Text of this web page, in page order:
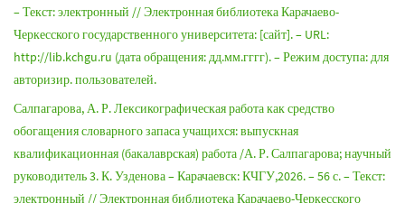
– Текст: электронный // Электронная библиотека Карачаево-
Черкесского государственного университета: [сайт]. – URL:
http://lib.kchgu.ru (дата обращения: дд.мм.гггг). – Режим доступа: для
авторизир. пользователей.
Салпагарова, А. Р. Лексикографическая работа как средство
обогащения словарного запаса учащихся: выпускная
квалификационная (бакалаврская) работа /А. Р. Салпагарова; научный
руководитель 3. К. Узденова – Карачаевск: КЧГУ,2026. – 56 с. – Текст:
электронный // Электронная библиотека Карачаево-Черкесского